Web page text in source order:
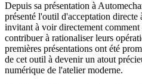
Depuis sa présentation à
présenté l'outil d'acceptation directe
invitant à voir directement
contribuer à rationaliser leurs
premières présentations ont été
de cet outil à devenir un atout
numérique de l'atelier moderne.